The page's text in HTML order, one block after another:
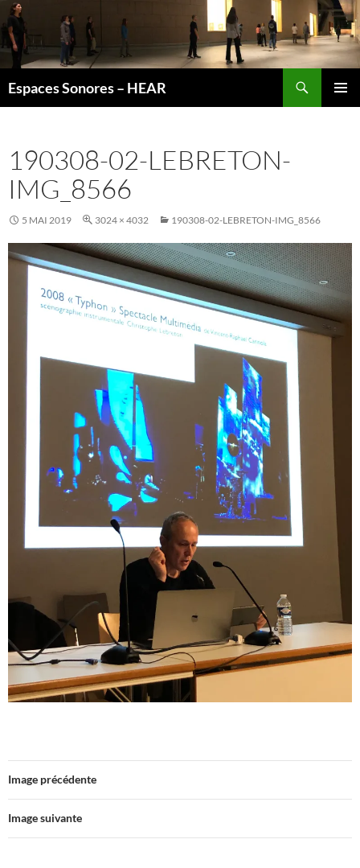
Espaces Sonores – HEAR
190308-02-LEBRETON-
IMG_8566
5 MAI 2019 3024 × 4032 190308-02-LEBRETON-IMG_8566
Image précédente
Image suivante